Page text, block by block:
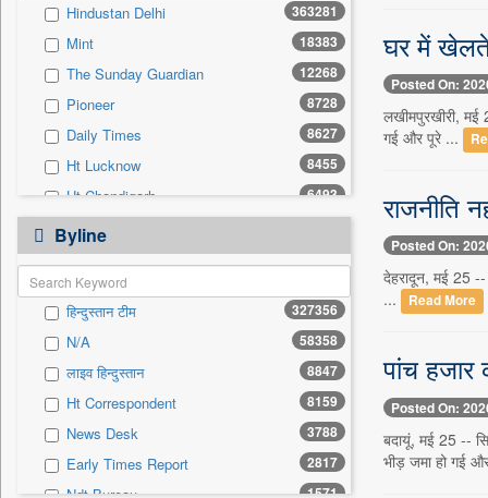
Sec 0
Solicitation 0
Hindustan Delhi 363281
Mint 18383
The Sunday Guardian 12268
Pioneer 8728
Daily Times 8627
Ht Lucknow 8455
Ht Chandigarh 6493
Siasat Daily
Ht Mumbai 3070
Early Times
Herald Goa 2875
Daily News Sri Lanka 1924
Kashmir Images 1882
Ekantipur.com 1758
The New Nation 1714
Daily Mirror Sri Lanka 1630
Byline
हिन्दुस्तान टीम 327356
N/A 58358
लाइव हिन्दुस्तान 8847
Ht Correspondent 8159
News Desk 3788
Early Times Report 2817
1571
घर में
Posted On:
लखीमपुरखीरी, मई
गई और पूरे ...
राजनीति
Posted On:
देहरादून, मई 25 --
...
Read More
पांच हजार
Posted On:
बदायूं, मई 25 --
भीड़ जमा हो गई